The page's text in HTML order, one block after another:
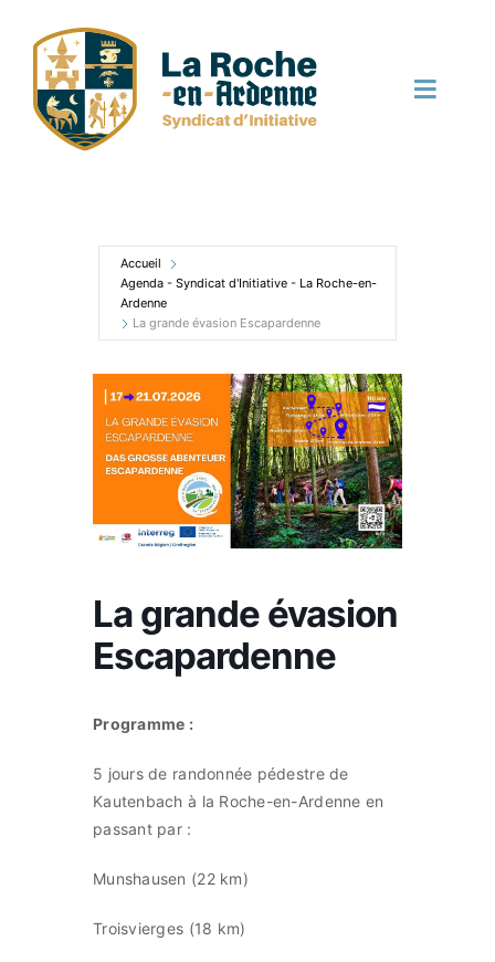
contenu
Toggle
Terroir et local
Commerces
Infos pratique
Accueil
Agenda - Syndicat d'Initiative - La Roche-en-
Ardenne
La grande évasion Escapardenne
La grande évasion
Escapardenne
Programme :
5 jours de randonnée pédestre de
Kautenbach à la Roche-en-Ardenne en
passant par :
Munshausen (22 km)
Troisvierges (18 km)